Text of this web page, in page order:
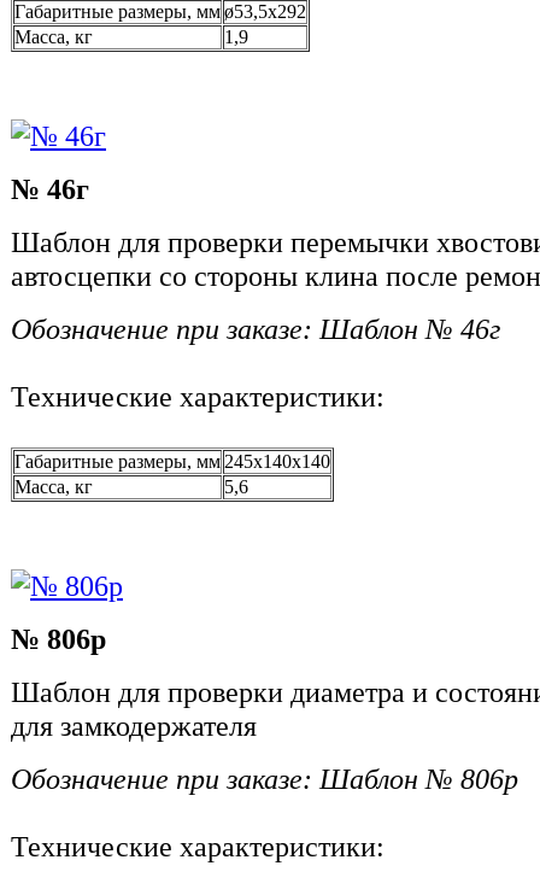
Габаритные размеры, ммø53,5х292
Масса, кг
1,9
№ 46г
Шаблон для проверки перемычки
автосцепки со стороны клина после
Обозначение при заказе: Шаблон № 46г
Технические характеристики:
Габаритные размеры, мм 245x140х140
Масса, кг
5,6
№ 806р
Шаблон для проверки диаметра и
для замкодержателя
Обозначение при заказе: Шаблон № 806р
Технические характеристики: